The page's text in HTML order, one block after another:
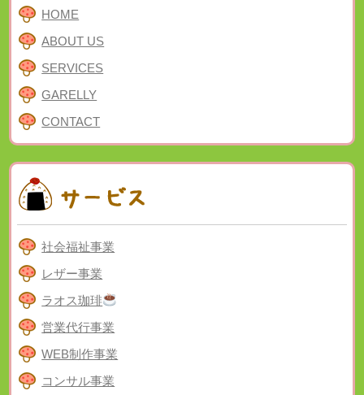
HOME
ABOUT US
SERVICES
GARELLY
CONTACT
社会福祉事業
レザー事業
ラオス珈琲
営業代行事業
WEB制作事業
コンサル事業